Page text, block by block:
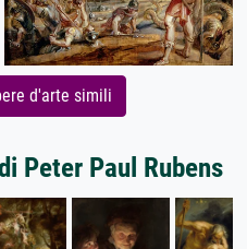
d'arte simili
Peter Paul Rubens